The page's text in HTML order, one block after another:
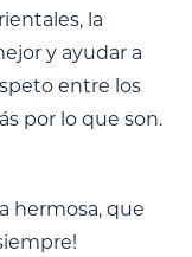
la
y ayudar a
entre los
por lo que son.
hermosa, que